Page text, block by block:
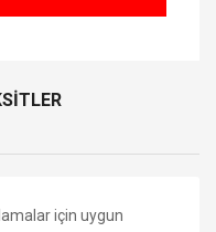
için uygun